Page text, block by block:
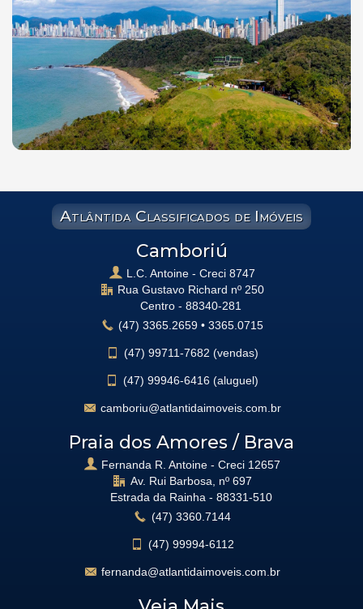
Atlântida Classificados de Imóveis
Camboriú
L.C. Antoine - Creci 8747
Rua Gustavo Richard nº 250
Centro - 88340-281
(47) 3365.2659 • 3365.0715
(47) 99711-7682 (vendas)
(47) 99946-6416 (aluguel)
camboriu@atlantidaimoveis.com.br
Praia dos Amores / Brava
Fernanda R. Antoine - Creci 12657
Av. Rui Barbosa, nº 697
Estrada da Rainha - 88331-510
(47) 3360.7144
(47) 99994-6112
fernanda@atlantidaimoveis.com.br